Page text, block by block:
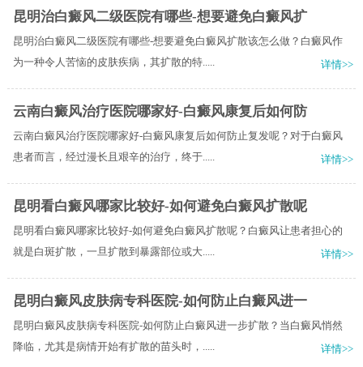
昆明治白癜风二级医院有哪些-想要避免白癜风扩
昆明治白癜风二级医院有哪些-想要避免白癜风扩散该怎么做？白癜风作
为一种令人苦恼的皮肤疾病，其扩散的特.....
详情>>
云南白癜风治疗医院哪家好-白癜风康复后如何防
云南白癜风治疗医院哪家好-白癜风康复后如何防止复发呢？对于白癜风
患者而言，经过漫长且艰辛的治疗，终于.....
详情>>
昆明看白癜风哪家比较好-如何避免白癜风扩散呢
昆明看白癜风哪家比较好-如何避免白癜风扩散呢？白癜风让患者担心的
就是白斑扩散，一旦扩散到暴露部位或大.....
详情>>
昆明白癜风皮肤病专科医院-如何防止白癜风进一
昆明白癜风皮肤病专科医院-如何防止白癜风进一步扩散？当白癜风悄然
降临，尤其是病情开始有扩散的苗头时，.....
详情>>